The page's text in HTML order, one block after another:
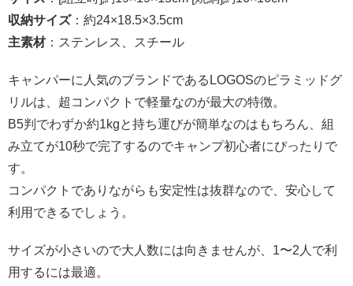
収納サイズ：約24×18.5×3.5cm
主素材：ステンレス、スチール
キャンパーに人気のブランドであるLOGOSのピラミッドグ
リルは、超コンパクトで軽量なのが最大の特徴。
B5判でわずか約1kgと持ち運びが簡単なのはもちろん、組
み立てが10秒で完了するのでキャンプ初心者にぴったりで
す。
コンパクトでありながらも安定性は抜群なので、安心して
利用できるでしょう。
サイズが小さいので大人数には向きませんが、1〜2人で利
用するには最適。